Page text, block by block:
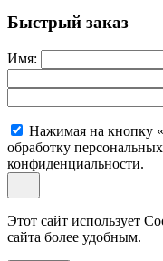
Быстрый заказ
Имя:
Нажимая на кнопку
обработку
конфиденциальности.
Этот сайт использует
сайта более удобным.